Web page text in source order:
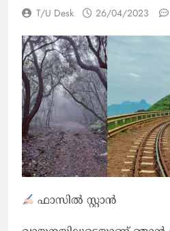
T/U Desk 26/04/2023
ഫാസിൽ സ്റ്റാൻ